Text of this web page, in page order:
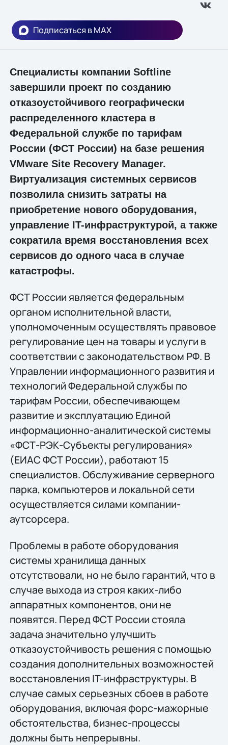
Подписаться в MAX
Специалисты компании Softline
завершили проект по созданию
отказоустойчивого географически
распределенного кластера в
Федеральной службе по тарифам
России (ФСТ России) на базе решения
VMware Site Recovery Manager.
Виртуализация системных сервисов
позволила снизить затраты на
приобретение нового оборудования,
управление IT-инфраструктурой, а также
сократила время восстановления всех
сервисов до одного часа в случае
катастрофы.
ФСТ России является федеральным
органом исполнительной власти,
уполномоченным осуществлять правовое
регулирование цен на товары и услуги в
соответствии с законодательством РФ. В
Управлении информационного развития и
технологий Федеральной службы по
тарифам России, обеспечивающем
развитие и эксплуатацию Единой
информационно-аналитической системы
«ФСТ-РЭК-Субъекты регулирования»
(ЕИАС ФСТ России), работают 15
специалистов. Обслуживание серверного
парка, компьютеров и локальной сети
осуществляется силами компании-
аутсорсера.
Проблемы в работе оборудования
системы хранилища данных
отсутствовали, но не было гарантий, что в
случае выхода из строя каких-либо
аппаратных компонентов, они не
появятся. Перед ФСТ России стояла
задача значительно улучшить
отказоустойчивость решения с помощью
создания дополнительных возможностей
восстановления IT-инфраструктуры. В
случае самых серьезных сбоев в работе
оборудования, включая форс-мажорные
обстоятельства, бизнес-процессы
должны быть непрерывны.